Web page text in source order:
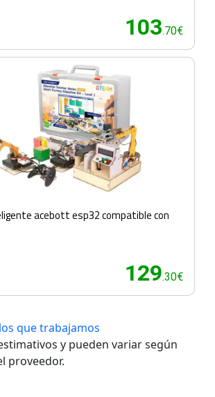
103.70€
acebott esp32 compatible con
129.30€
que trabajamos
y pueden variar según
proveedor.